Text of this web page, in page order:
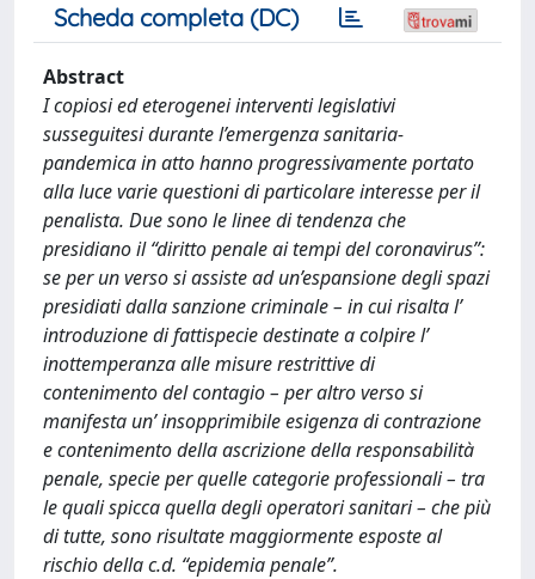
Scheda completa (DC)
Abstract
I copiosi ed eterogenei interventi legislativi
susseguitesi durante l’emergenza sanitaria-
pandemica in atto hanno progressivamente portato
alla luce varie questioni di particolare interesse per il
penalista. Due sono le linee di tendenza che
presidiano il “diritto penale ai tempi del coronavirus”:
se per un verso si assiste ad un’espansione degli spazi
presidiati dalla sanzione criminale – in cui risalta l’
introduzione di fattispecie destinate a colpire l’
inottemperanza alle misure restrittive di
contenimento del contagio – per altro verso si
manifesta un’ insopprimibile esigenza di contrazione
e contenimento della ascrizione della responsabilità
penale, specie per quelle categorie professionali – tra
le quali spicca quella degli operatori sanitari – che più
di tutte, sono risultate maggiormente esposte al
rischio della c.d. “epidemia penale”.